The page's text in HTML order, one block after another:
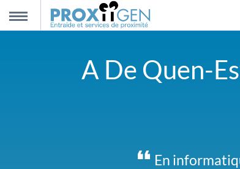
A De Quen-
En
Je donne une